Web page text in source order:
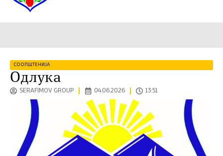
СООПШТЕНИЈА
Одлука
SERAFIMOV GROUP 04.06.2026 13:51